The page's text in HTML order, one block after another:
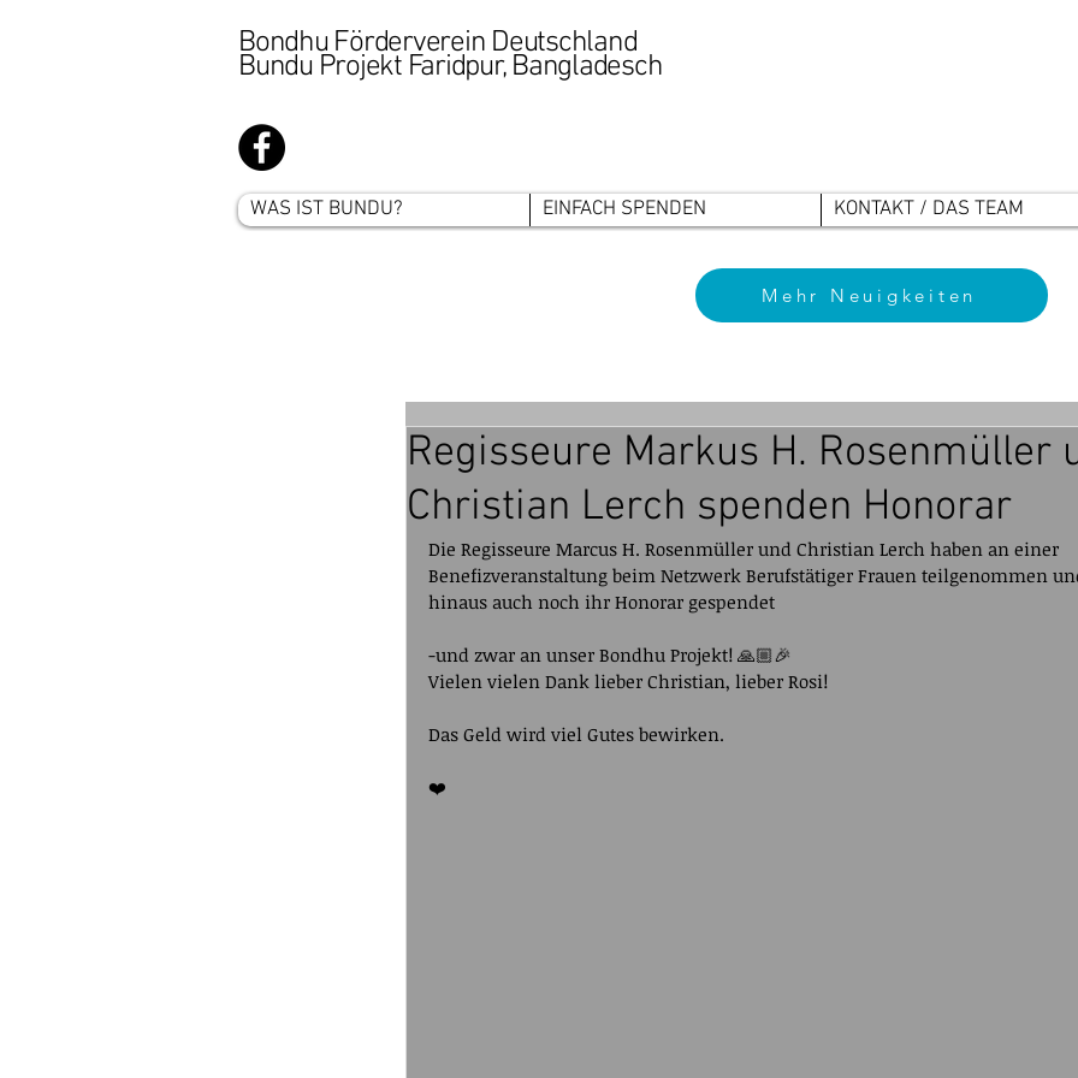
Bondhu Förderverein Deutschland
Bundu Projekt Faridpur, Bangladesch
WAS IST BUNDU? EINFACH SPENDEN KONTAKT / DAS TEAM
Mehr Neuigkeiten
Regisseure Markus H. Rosenmüller
Christian Lerch spenden Honorar
Die Regisseure Marcus H. Rosenmüller und Christian Lerch haben an einer
Benefizveranstaltung beim Netzwerk Berufstätiger Frauen teilgenommen
hinaus auch noch ihr Honorar gespendet
-und zwar an unser Bondhu Projekt! 🙏🏼🎉
Vielen vielen Dank lieber Christian, lieber Rosi!
Das Geld wird viel Gutes bewirken.
❤️